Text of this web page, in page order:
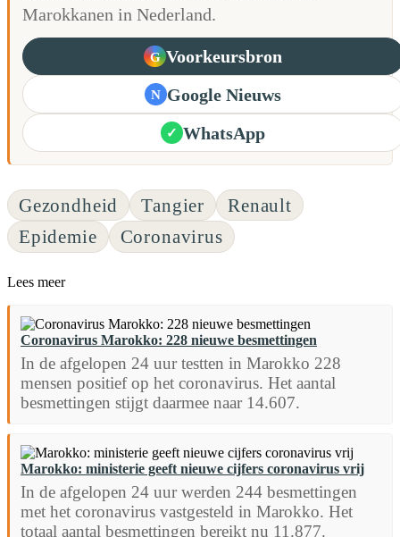
Marokkanen in Nederland.
G Voorkeursbron
N Google Nieuws
✓ WhatsApp
Gezondheid Tangier
Renault
Epidemie
Coronavirus
Lees meer
Coronavirus Marokko: 228 nieuwe besmettingen
In de afgelopen 24 uur testten in Marokko 228
mensen positief op het coronavirus. Het aantal
besmettingen stijgt daarmee naar 14.607.
Marokko: ministerie geeft nieuwe cijfers coronavirus vrij
In de afgelopen 24 uur werden 244 besmettingen
met het coronavirus vastgesteld in Marokko. Het
totaal aantal besmettingen bereikt nu 11.877.